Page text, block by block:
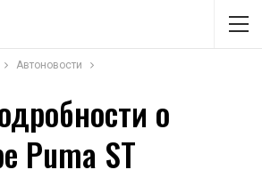
Автоновости
о
Puma ST